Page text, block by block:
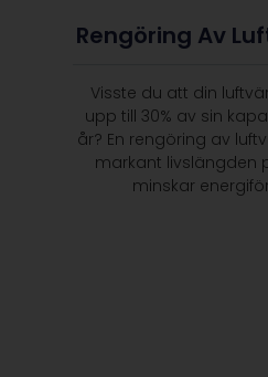
Rengöring Av
Visste du att din
upp till 30% av sin
år? En rengöring av
markant livslängden
minskar